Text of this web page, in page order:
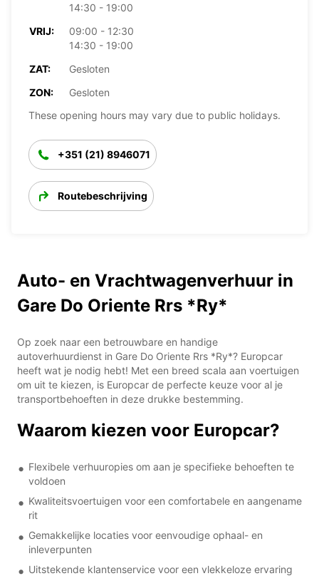
14:30 - 19:00
VRIJ:
09:00 - 12:30
14:30 - 19:00
ZAT:
Gesloten
ZON:
Gesloten
These opening hours may vary due to public holidays.
+351 (21) 8946071
Routebeschrijving
Auto- en Vrachtwagenverhuur in
Gare Do Oriente Rrs *Ry*
Op zoek naar een betrouwbare en handige
autoverhuurdienst in Gare Do Oriente Rrs *Ry*? Europcar
heeft wat je nodig hebt! Met een breed scala aan voertuigen
om uit te kiezen, is Europcar de perfecte keuze voor al je
transportbehoeften in deze drukke bestemming.
Waarom kiezen voor Europcar?
Flexibele verhuuropies om aan je specifieke behoeften te
voldoen
Kwaliteitsvoertuigen voor een comfortabele en aangename
rit
Gemakkelijke locaties voor eenvoudige ophaal- en
inleverpunten
Uitstekende klantenservice voor een vlekkeloze ervaring